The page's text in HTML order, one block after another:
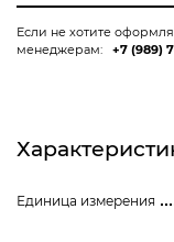
Если не хотите
менеджерам:
+7 (989)
Единица измерения